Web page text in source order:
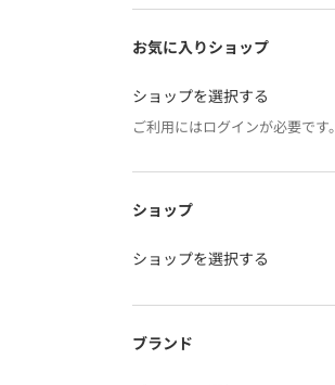
お気に入りショップ
ショップを選択する
ご利用にはログインが必要です。
ショップ
ショップを選択する
ブランド